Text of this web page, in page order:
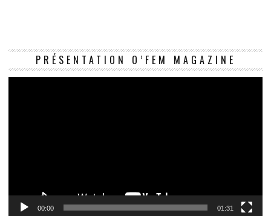
PRÉSENTATION O’FEM MAGAZINE
00:00 01:31